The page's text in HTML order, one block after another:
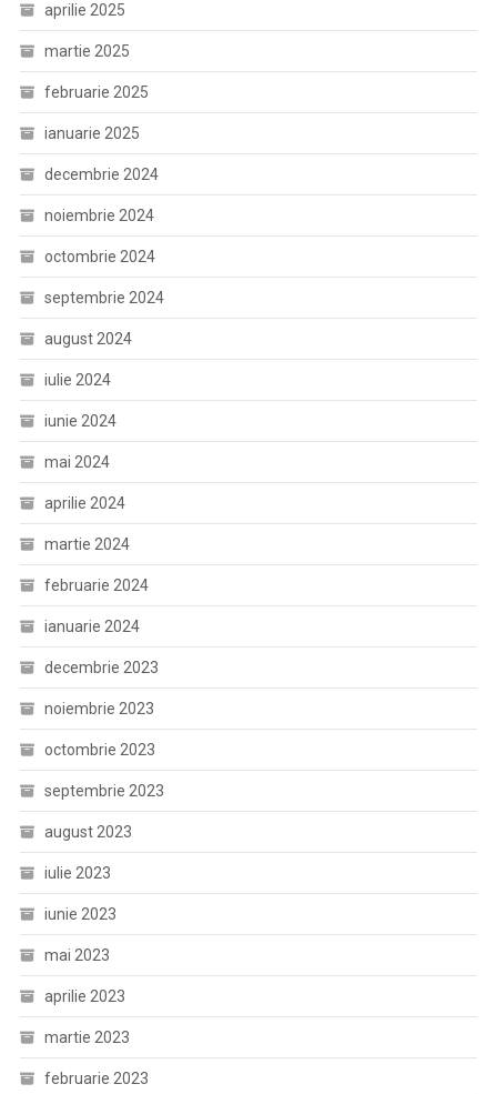
aprilie 2025
martie 2025
februarie 2025
ianuarie 2025
decembrie 2024
noiembrie 2024
octombrie 2024
septembrie 2024
august 2024
iulie 2024
iunie 2024
mai 2024
aprilie 2024
martie 2024
februarie 2024
ianuarie 2024
decembrie 2023
noiembrie 2023
octombrie 2023
septembrie 2023
august 2023
iulie 2023
iunie 2023
mai 2023
aprilie 2023
martie 2023
februarie 2023